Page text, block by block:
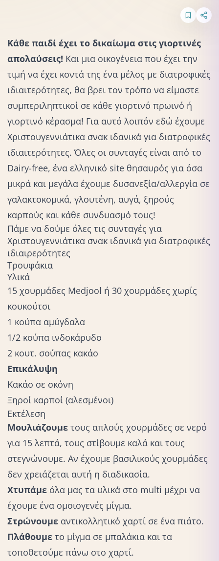
Κάθε παιδί έχει το δικαίωμα στις γιορτινές
απολαύσεις! Και μια οικογένεια που έχει την
τιμή να έχει κοντά της ένα μέλος με διατροφικές
ιδιαιτερότητες, θα βρει τον τρόπο να είμαστε
συμπεριληπτικοί σε κάθε γιορτινό πρωινό ή
γιορτινό κέρασμα! Για αυτό λοιπόν εδώ έχουμε
Χριστουγεννιάτικα σνακ ιδανικά για διατροφικές
ιδιαιτερότητες. Όλες οι συνταγές είναι από το
Dairy-free, ένα ελληνικό site θησαυρός για όσα
μικρά και μεγάλα έχουμε δυσανεξία/αλλεργία σε
γαλακτοκομικά, γλουτένη, αυγά, ξηρούς
καρπούς και κάθε συνδυασμό τους!
Πάμε να δούμε όλες τις συνταγές για
Χριστουγεννιάτικα σνακ ιδανικά για διατροφικές
ιδιαιρερότητες
Τρουφάκια
Υλικά
15 χουρμάδες Medjool ή 30 χουρμάδες χωρίς
κουκούτσι
1 κούπα αμύγδαλα
1/2 κούπα ινδοκάρυδο
2 κουτ. σούπας κακάο
Επικάλυψη
Κακάο σε σκόνη
Ξηροί καρποί (αλεσμένοι)
Εκτέλεση
Μουλιάζουμε τους απλούς χουρμάδες σε νερό
για 15 λεπτά, τους στίβουμε καλά και τους
στεγνώνουμε. Αν έχουμε βασιλικούς χουρμάδες
δεν χρειάζεται αυτή η διαδικασία.
Χτυπάμε όλα μας τα υλικά στο multi μέχρι να
έχουμε ένα ομοιογενές μίγμα.
Στρώνουμε αντικολλητικό χαρτί σε ένα πιάτο.
Πλάθουμε το μίγμα σε μπαλάκια και τα
τοποθετούμε πάνω στο χαρτί.